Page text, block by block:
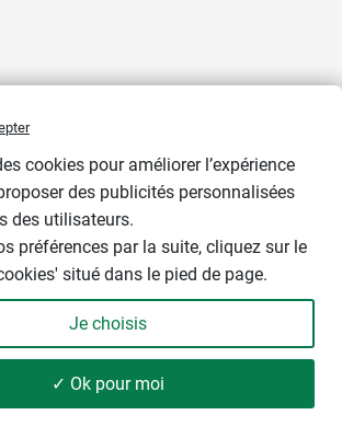
- +
Ajouter
cookies pour améliorer l’expérience
des publicités personnalisées
des utilisateurs.
préférences par la suite, cliquez sur le
situé dans le pied de page.
Je choisis
✓ Ok pour moi